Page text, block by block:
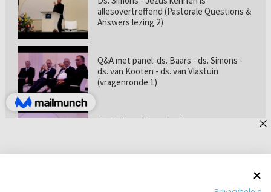
allesovertreffend (Pastorale Questions &
Answers lezing 2)
Q&A met panel: ds. Baars - ds. Simons -
ds. van Kooten - ds. van Vlastuin
(vragenronde 1)
Prof. dr. van Vlastuin - Is